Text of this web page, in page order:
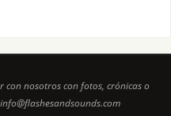
con nosotros con fotos, crónicas o